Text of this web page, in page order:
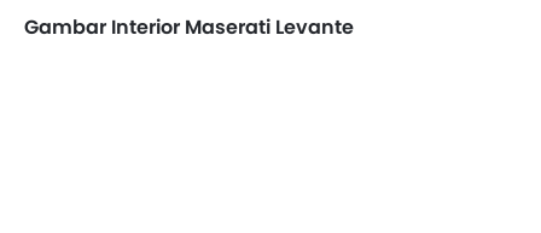
Gambar Interior Maserati Levante